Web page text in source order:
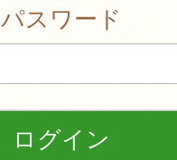
パスワード